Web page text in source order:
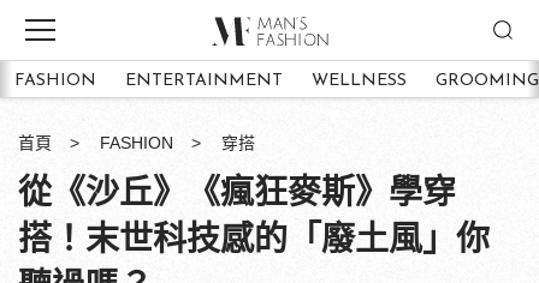
FASHION ENTERTAINMENT WELLNESS GROOMING
首頁 FASHION 穿搭
從《沙丘》《瘋狂麥斯》學穿
搭！末世科技感的「廢土風」你